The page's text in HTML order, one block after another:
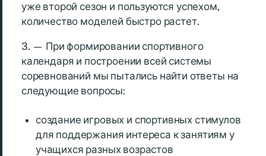
уже второй сезон и пользуются успехом,
количество моделей быстро растет.
3. — При формировании спортивного
календаря и построении всей системы
соревнований мы пытались найти ответы на
следующие вопросы:
создание игровых и спортивных стимулов
для поддержания интереса к занятиям у
учащихся разных возрастов